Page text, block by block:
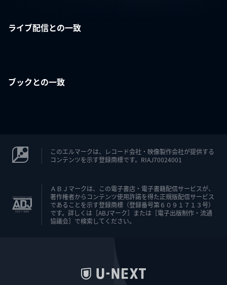
ライブ配信との一致
ブックとの一致
このエルマークは、レコード会社・映像製作会社が提供する
コンテンツを示す登録商標です。RIAJ70024001
ＡＢＪマークは、この電子書店・電子書籍配信サービスが、
著作権者からコンテンツ使用許諾を得た正規版配信サービス
であることを示す登録商標（登録番号第６０９１７１３号）
です。詳しくは［ABJマーク］または［電子出版制作・流通
協議会］で検索してください。